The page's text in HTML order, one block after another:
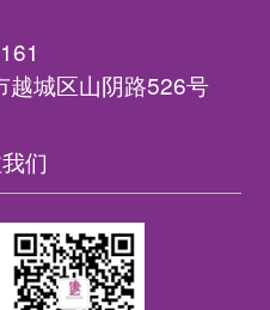
越城区山阴路526号
们